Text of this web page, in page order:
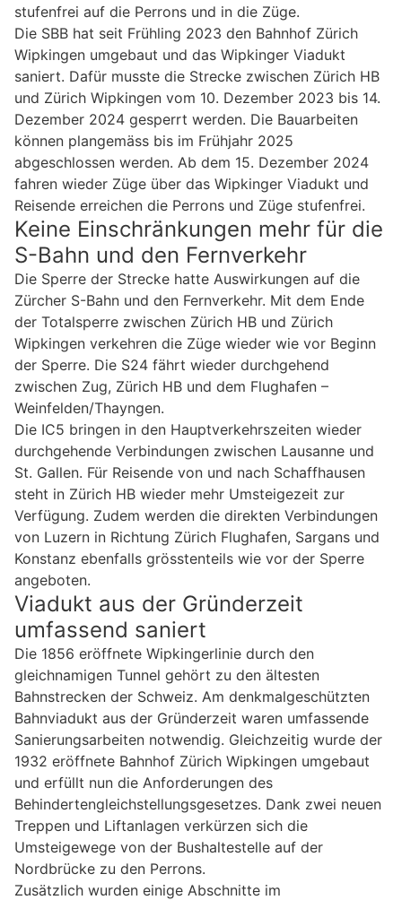
stufenfrei auf die Perrons und in die Züge.
Die SBB hat seit Frühling 2023 den Bahnhof Zürich
Wipkingen umgebaut und das Wipkinger Viadukt
saniert. Dafür musste die Strecke zwischen Zürich HB
und Zürich Wipkingen vom 10. Dezember 2023 bis 14.
Dezember 2024 gesperrt werden. Die Bauarbeiten
können plangemäss bis im Frühjahr 2025
abgeschlossen werden. Ab dem 15. Dezember 2024
fahren wieder Züge über das Wipkinger Viadukt und
Reisende erreichen die Perrons und Züge stufenfrei.
Keine Einschränkungen mehr für die
S-Bahn und den Fernverkehr
Die Sperre der Strecke hatte Auswirkungen auf die
Zürcher S-Bahn und den Fernverkehr. Mit dem Ende
der Totalsperre zwischen Zürich HB und Zürich
Wipkingen verkehren die Züge wieder wie vor Beginn
der Sperre. Die S24 fährt wieder durchgehend
zwischen Zug, Zürich HB und dem Flughafen –
Weinfelden/Thayngen.
Die IC5 bringen in den Hauptverkehrszeiten wieder
durchgehende Verbindungen zwischen Lausanne und
St. Gallen. Für Reisende von und nach Schaffhausen
steht in Zürich HB wieder mehr Umsteigezeit zur
Verfügung. Zudem werden die direkten Verbindungen
von Luzern in Richtung Zürich Flughafen, Sargans und
Konstanz ebenfalls grösstenteils wie vor der Sperre
angeboten.
Viadukt aus der Gründerzeit
umfassend saniert
Die 1856 eröffnete Wipkingerlinie durch den
gleichnamigen Tunnel gehört zu den ältesten
Bahnstrecken der Schweiz. Am denkmalgeschützten
Bahnviadukt aus der Gründerzeit waren umfassende
Sanierungsarbeiten notwendig. Gleichzeitig wurde der
1932 eröffnete Bahnhof Zürich Wipkingen umgebaut
und erfüllt nun die Anforderungen des
Behindertengleichstellungsgesetzes. Dank zwei neuen
Treppen und Liftanlagen verkürzen sich die
Umsteigewege von der Bushaltestelle auf der
Nordbrücke zu den Perrons.
Zusätzlich wurden einige Abschnitte im